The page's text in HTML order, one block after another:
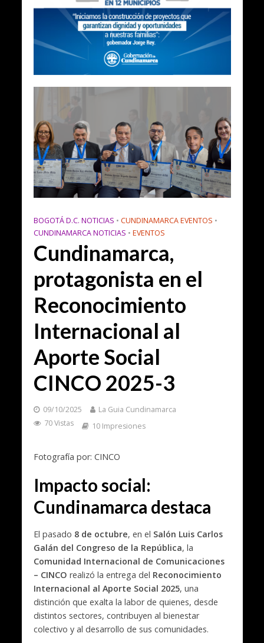
BOGOTÁ D.C. NOTICIAS • CUNDINAMARCA EVENTOS •
CUNDINAMARCA NOTICIAS • EVENTOS
Cundinamarca,
protagonista en el
Reconocimiento
Internacional al
Aporte Social
CINCO 2025-3
09/10/2025
La Guia Cundinamarca
70 Vistas
10 Impresiones
Fotografía por: CINCO
Impacto social:
Cundinamarca destaca
El pasado 8 de octubre, en el Salón Luis Carlos
Galán del Congreso de la República, la
Comunidad Internacional de Comunicaciones
– CINCO realizó la entrega del Reconocimiento
Internacional al Aporte Social 2025, una
distinción que exalta la labor de quienes, desde
distintos sectores, contribuyen al bienestar
colectivo y al desarrollo de sus comunidades.